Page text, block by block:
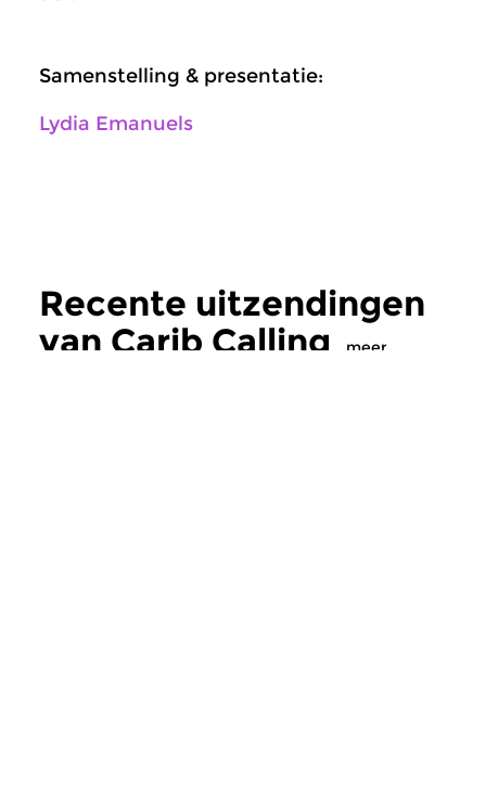
Samenstelling & presentatie:
Lydia Emanuels
Recente uitzendingen
van Carib Calling
meer